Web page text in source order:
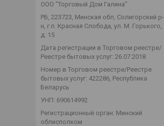
ООО "Торговый Дом Галина"
РБ, 223723, Минская обл, Солигорский р-
н, г.п. Красная Слобода, ул. М. Горького,
д. 15
Дата регистрации в Торговом реестре/
Реестре бытовых услуг: 26.07.2018
Номер в Торговом реестре/Реестре
бытовых услуг: 422286, Республика
Беларусь
УНП: 690614992
Регистрационный орган: Минский
облисполком